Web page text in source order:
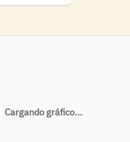
Cargando gráfico...